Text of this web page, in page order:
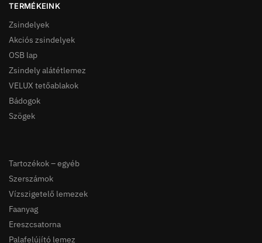
TERMÉKEINK
Zsindelyek
Akciós zsindelyek
OSB lap
Zsindely alátétlemez
VELUX tetőablakok
Bádogok
Szögek
Tartozékok – egyéb
Szerszámok
Vízszigetelő lemezek
Faanyag
Ereszcsatorna
Palafelújító lemez